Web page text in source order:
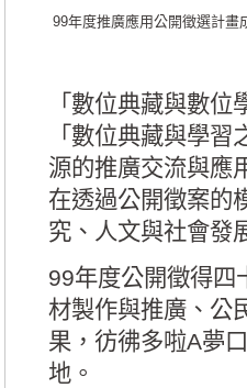
99年度推廣應用公開徵選計畫
「數位典藏與數
「數位典藏與學
源的推廣交流與應
在透過公開徵案的
究、人文與社會發
99年度公開徵得四
材製作與推廣、公
果，彷彿多啦A夢
地。